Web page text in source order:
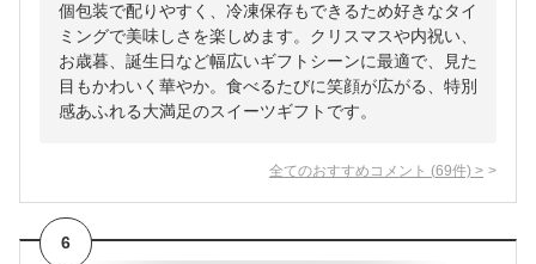
個包装で配りやすく、冷凍保存もできるため好きなタイ
ミングで美味しさを楽しめます。クリスマスや内祝い、
お歳暮、誕生日など幅広いギフトシーンに最適で、見た
目もかわいく華やか。食べるたびに笑顔が広がる、特別
感あふれる大満足のスイーツギフトです。
全てのおすすめコメント (69件) >
6